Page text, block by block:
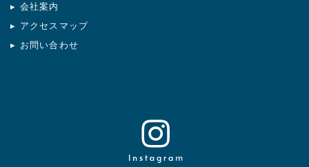
▸ 会社案内
▸ アクセスマップ
▸ お問い合わせ